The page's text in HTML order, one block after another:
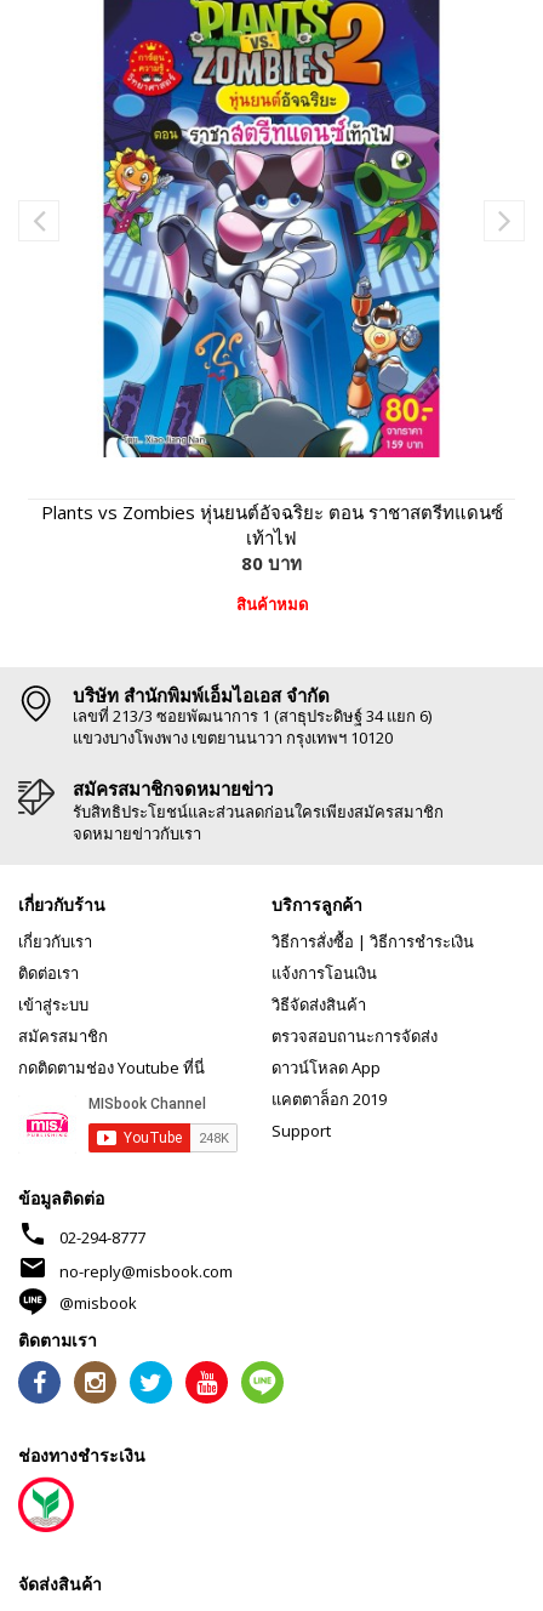
Plants vs Zombies หุ่นยนต์อัจฉริยะ ตอน ราชาสตรีทแดนซ์
เท้าไฟ
80 บาท
สินค้าหมด
บริษัท สำนักพิมพ์เอ็มไอเอส จำกัด
เลขที่ 213/3 ซอยพัฒนาการ 1 (สาธุประดิษฐ์ 34 แยก 6)
แขวงบางโพงพาง เขตยานนาวา กรุงเทพฯ 10120
สมัครสมาชิกจดหมายข่าว
รับสิทธิประโยชน์และส่วนลดก่อนใครเพียงสมัครสมาชิก
จดหมายข่าวกับเรา
เกี่ยวกับร้าน
เกี่ยวกับเรา
ติดต่อเรา
เข้าสู่ระบบ
สมัครสมาชิก
กดติดตามช่อง Youtube ที่นี่
บริการลูกค้า
วิธีการสั่งซื้อ | วิธีการชำระเงิน
แจ้งการโอนเงิน
วิธีจัดส่งสินค้า
ตรวจสอบถานะการจัดส่ง
ดาวน์โหลด App
แคตตาล็อก 2019
Support
ข้อมูลติดต่อ
phone 02-294-8777
mail
no-reply@misbook.com
@misbook
ติดตามเรา
ช่องทางชำระเงิน
จัดส่งสินค้า